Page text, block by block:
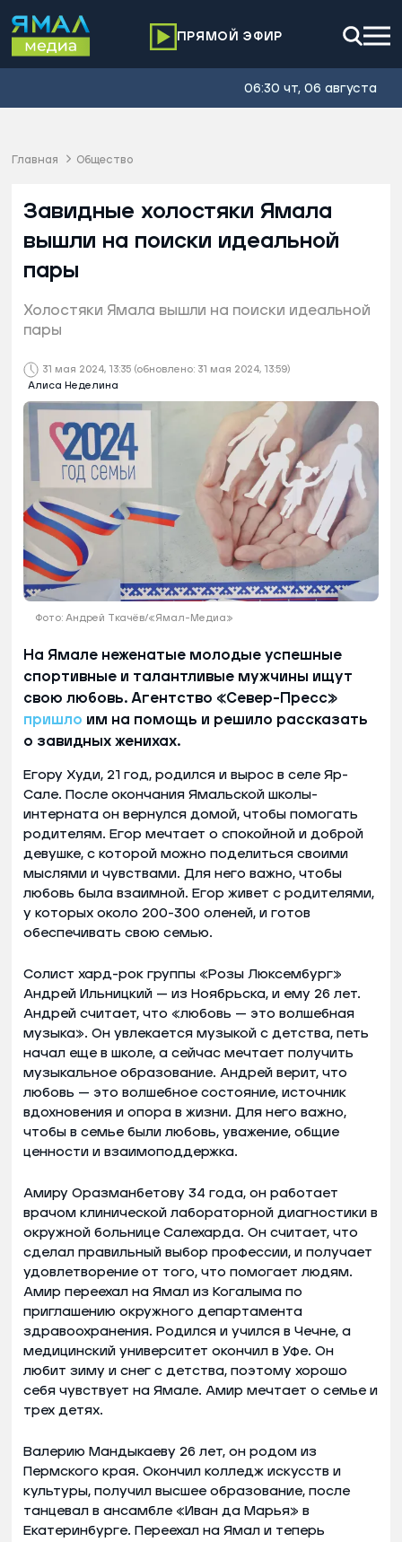
ПРЯМОЙ ЭФИР
06:30 чт, 06 августа
Главная Общество
31 мая 2024, 13:35 (обновлено: 31 мая 2024, 13:59)
Алиса Неделина
Завидные холостяки Ямала
вышли на поиски идеальной
пары
Холостяки Ямала вышли на поиски идеальной
пары
Фото: Андрей Ткачёв/«Ямал-Медиа»
На Ямале неженатые молодые успешные
спортивные и талантливые мужчины ищут
свою любовь. Агентство «Север-Пресс»
пришло им на помощь и решило рассказать
о завидных женихах.
Егору Худи, 21 год, родился и вырос в селе Яр-
Сале. После окончания Ямальской школы-
интерната он вернулся домой, чтобы помогать
родителям. Егор мечтает о спокойной и доброй
девушке, с которой можно поделиться своими
мыслями и чувствами. Для него важно, чтобы
любовь была взаимной. Егор живет с родителями,
у которых около 200-300 оленей, и готов
обеспечивать свою семью.
Солист хард-рок группы «Розы Люксембург»
Андрей Ильницкий — из Ноябрьска, и ему 26 лет.
Андрей считает, что «любовь — это волшебная
музыка». Он увлекается музыкой с детства, петь
начал еще в школе, а сейчас мечтает получить
музыкальное образование. Андрей верит, что
любовь — это волшебное состояние, источник
вдохновения и опора в жизни. Для него важно,
чтобы в семье были любовь, уважение, общие
ценности и взаимоподдержка.
Амиру Оразманбетову 34 года, он работает
врачом клинической лабораторной диагностики в
окружной больнице Салехарда. Он считает, что
сделал правильный выбор профессии, и получает
удовлетворение от того, что помогает людям.
Амир переехал на Ямал из Когалыма по
приглашению окружного департамента
здравоохранения. Родился и учился в Чечне, а
медицинский университет окончил в Уфе. Он
любит зиму и снег с детства, поэтому хорошо
себя чувствует на Ямале. Амир мечтает о семье и
трех детях.
Валерию Мандыкаеву 26 лет, он родом из
Пермского края. Окончил колледж искусств и
культуры, получил высшее образование, после
танцевал в ансамбле «Иван да Марья» в
Екатеринбурге. Переехал на Ямал и теперь